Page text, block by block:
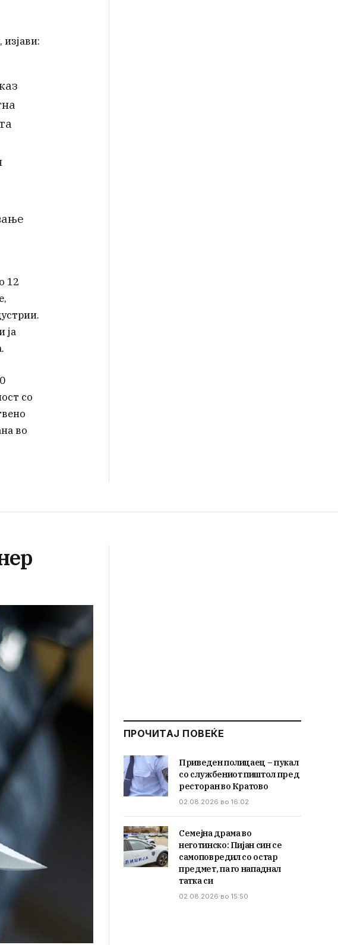
12
ја
со
во
ПРОЧИТАЈ ПОВЕЌЕ
Приведен полицаец – пукал
со службениот пиштол пред
ресторан во Кратово
02.08.2026 во 16:02
Семејна драма во
неготинско: Пијан син се
самоповредил со остар
предмет, па го нападнал
татка си
02.08.2026 во 15:50